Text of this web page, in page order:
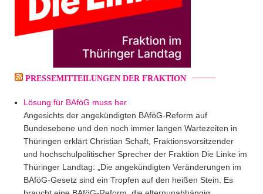
PRESSEMITTEILUNGEN DER FRAKTION
Lösung für BAföG muss her
Angesichts der angekündigten BAföG-Reform auf
Bundesebene und den noch immer langen Wartezeiten in
Thüringen erklärt Christian Schaft, Fraktionsvorsitzender
und hochschulpolitischer Sprecher der Fraktion Die Linke im
Thüringer Landtag: „Die angekündigten Veränderungen im
BAföG-Gesetz sind ein Tropfen auf den heißen Stein. Es